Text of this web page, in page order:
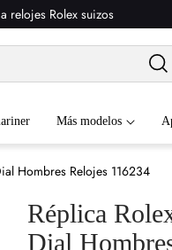
relojes Rolex suizos
Más modelos
Hombres Relojes 116234
Réplica
Dial